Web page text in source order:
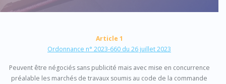
Article 1
Ordonnance n° 2023-660 du 26 juillet 2023
Peuvent être négociés sans publicité mais avec mise en concurrence
préalable les marchés de travaux soumis au code de la commande